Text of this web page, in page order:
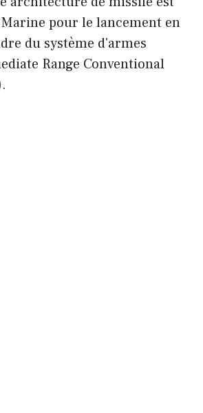
pour le lancement en
du système d'armes
Range Conventional